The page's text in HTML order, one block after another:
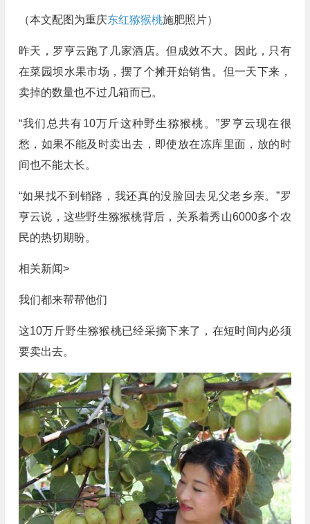
（本文配图为重庆东红猕猴桃施肥照片）
昨天，罗亨云跑了几家酒店。但成效不大。因此，只有
在菜园坝水果市场，摆了个摊开始销售。但一天下来，
卖掉的数量也不过几箱而已。
“我们总共有10万斤这种野生猕猴桃。”罗亨云现在很
愁，如果不能及时卖出去，即使放在冻库里面，放的时
间也不能太长。
“如果找不到销路，我还真的没脸回去见父老乡亲。”罗
亨云说，这些野生猕猴桃背后，关系着秀山6000多个农
民的热切期盼。
相关新闻>
我们都来帮帮他们
这10万斤野生猕猴桃已经采摘下来了，在短时间内必须
要卖出去。